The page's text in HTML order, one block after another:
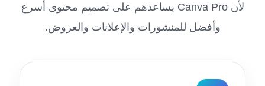
لأن Canva Pro يساعدهم على تصميم محتوى أسرع
وأفضل للمنشورات والإعلانات والعروض.